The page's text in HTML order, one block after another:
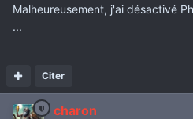
Malheureusement, j'ai désactivé
...
Citer
charon